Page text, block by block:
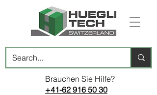
Brauchen Sie Hilfe?
+41-62 916 50 30